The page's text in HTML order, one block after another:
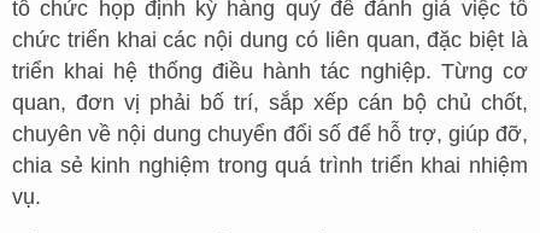
tổ chức họp định kỳ hàng quý để đánh giá việc tổ
chức triển khai các nội dung có liên quan, đặc biệt là
triển khai hệ thống điều hành tác nghiệp. Từng cơ
quan, đơn vị phải bố trí, sắp xếp cán bộ chủ chốt,
chuyên về nội dung chuyển đổi số để hỗ trợ, giúp đỡ,
chia sẻ kinh nghiệm trong quá trình triển khai nhiệm
vụ.